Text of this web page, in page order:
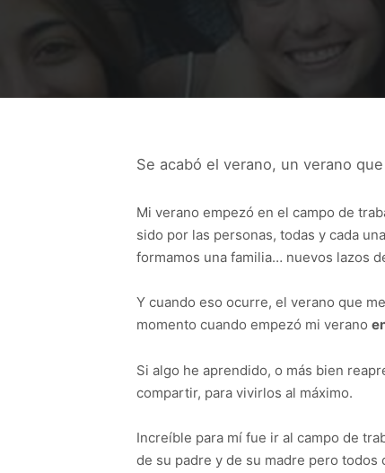
Se acabó el verano, un verano
Mi verano empezó en el campo de
sido por las personas, todas y cada
formamos una familia… nuevos lazos
Y cuando eso ocurre, el verano que
momento cuando empezó mi verano
Si algo he aprendido, o más bien
compartir, para vivirlos al máximo.
Increíble para mí fue ir al campo de
de su padre y de su madre pero